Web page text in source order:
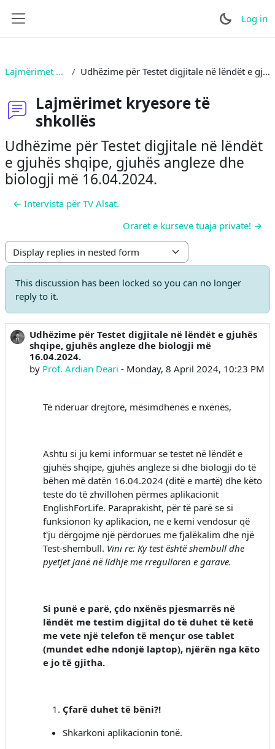
Log in
Lajmërimet kryesore të shkollës Udhëzime për Testet digjitale në lëndët e gjuhës shqipe, gjuhës angleze dhe biologji më 16.04.2024.
Lajmërimet kryesore të
shkollës
Udhëzime për Testet digjitale në lëndët
e gjuhës shqipe, gjuhës angleze dhe
biologji më 16.04.2024.
← Intervista për TV Alsat.
Oraret e kurseve tuaja private! →
Display mode
This discussion has been locked so you can no longer
reply to it.
Udhëzime për Testet digjitale në lëndët e gjuhës
shqipe, gjuhës angleze dhe biologji më
16.04.2024.
by Prof. Ardian Deari - Monday, 8 April 2024, 10:23 PM
Number of replies: 0
Të nderuar drejtorë, mësimdhënës e nxënës,
Ashtu si ju kemi informuar se testet në lëndët e
gjuhës shqipe, gjuhës angleze si dhe biologji do të
bëhen më datën 16.04.2024 (ditë e martë) dhe këto
teste do të zhvillohen përmes aplikacionit
EnglishForLife. Paraprakisht, për të parë se si
funksionon ky aplikacion, ne e kemi vendosur që
t'ju dërgojmë një përdorues me fjalëkalim dhe një
Test-shembull. Vini re: Ky test është shembull dhe
pyetjet janë në lidhje me rregulloren e garave.
Si punë e parë, çdo nxënës pjesmarrës në
lëndët me testim digjital do të duhet të ketë
me vete një telefon të mençur ose tablet
(mundet edhe ndonjë laptop), njërën nga këto
e jo të gjitha.
Çfarë duhet të bëni?!
Shkarkoni aplikacionin tonë.